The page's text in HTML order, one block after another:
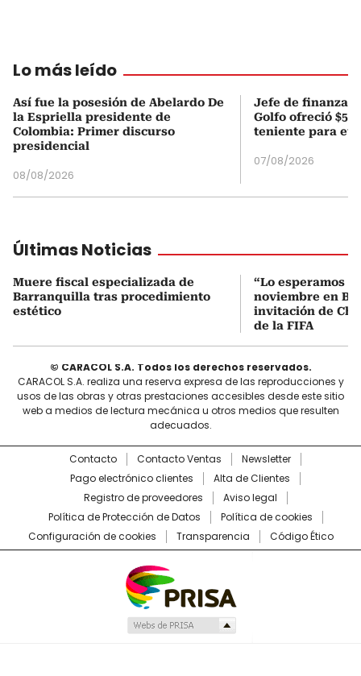
Lo más leído
Así fue la posesión de Abelardo De
la Espriella presidente de
Colombia: Primer discurso
presidencial
08/08/2026
Jefe de finanzas
Golfo ofreció
teniente para
07/08/2026
Últimas Noticias
Muere fiscal especializada de
Barranquilla tras procedimiento
estético
“Lo esperamos el
noviembre en
invitación de
de la FIFA
© CARACOL S.A. Todos los derechos reservados.
CARACOL S.A. realiza una reserva expresa de las reproducciones y
usos de las obras y otras prestaciones accesibles desde este sitio
web a medios de lectura mecánica u otros medios que resulten
adecuados.
Contacto Contacto Ventas
Newsletter
Pago electrónico clientes
Alta de Clientes
Registro de proveedores
Aviso legal
Política de Protección de Datos
Política de cookies
Configuración de cookies
Transparencia Código Ético